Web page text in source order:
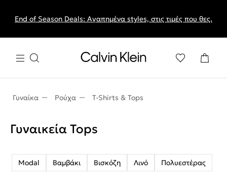
End of Season Deals: Αγαπημένα styles, στις τιμές που θες.
Γυναίκα Ρούχα T-Shirts & Tops
Γυναικεία Tops
Modal Βαμβάκι Βισκόζη Λινό Πολυεστέρας